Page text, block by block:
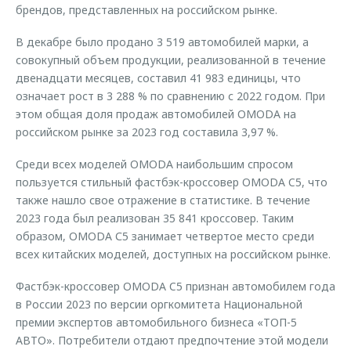
Оригинальные аксессуары
Запчасти
брендов, представленных на российском рынке.
В декабре было продано 3 519 автомобилей марки, а
совокупный объем продукции, реализованной в течение
двенадцати месяцев, составил 41 983 единицы, что
означает рост в 3 288 % по сравнению с 2022 годом. При
этом общая доля продаж автомобилей OMODA на
российском рынке за 2023 год составила 3,97 %.
Среди всех моделей OMODA наибольшим спросом
пользуется стильный фастбэк-кроссовер OMODA C5, что
также нашло свое отражение в статистике. В течение
2023 года был реализован 35 841 кроссовер. Таким
образом, OMODA С5 занимает четвертое место среди
всех китайских моделей, доступных на российском рынке.
Фастбэк-кроссовер OMODA C5 признан автомобилем года
в России 2023 по версии оргкомитета Национальной
премии экспертов автомобильного бизнеса «ТОП-5
АВТО». Потребители отдают предпочтение этой модели